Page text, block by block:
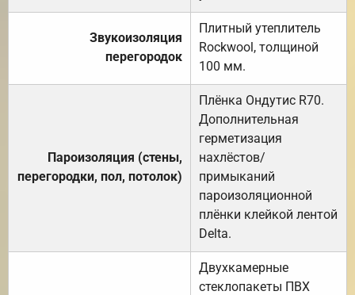
Звукоизоляция
перегородок
Плитный утеплитель
Rockwool, толщиной
100 мм.
Пароизоляция (стены,
перегородки, пол, потолок)
Плёнка Ондутис R70.
Дополнительная
герметизация
нахлёстов/
примыканий
пароизоляционной
плёнки клейкой лентой
Delta.
Двухкамерные
стеклопакеты ПВХ